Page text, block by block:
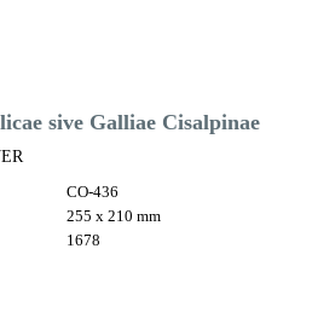
sive Galliae Cisalpinae
CO-436
255 x 210 mm
1678